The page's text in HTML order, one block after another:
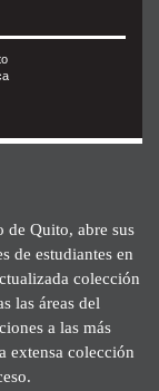
de Quito, abre sus
de estudiantes en
colección
las áreas del
a las más
extensa colección